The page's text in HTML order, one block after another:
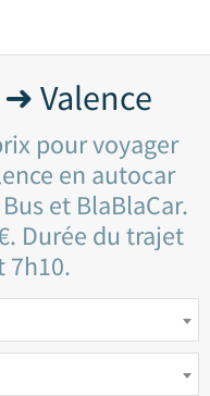
Valence
pour voyager
en autocar
et BlaBlaCar.
Durée du trajet
7h10.